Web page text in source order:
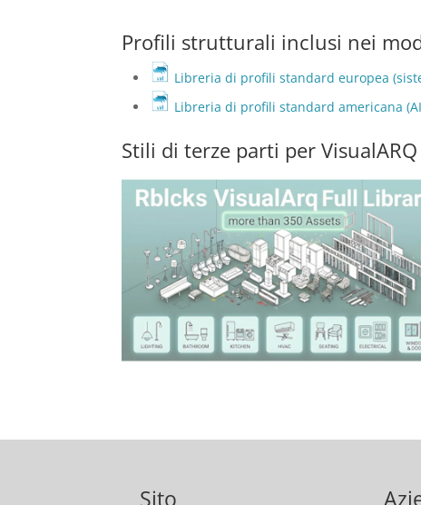
Profili strutturali inclusi nei
Libreria di profili standard europea
Libreria di profili standard americana
Stili di terze parti per VisualARQ
Sito